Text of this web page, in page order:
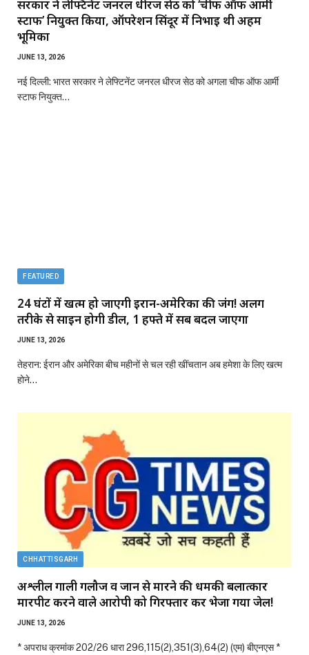
सरकार ने लेफ्टिनेंट जनरल धीरज सेठ को ‘चीफ ऑफ आर्मी
स्टाफ’ नियुक्त किया, ऑपरेशन सिंदूर में निभाई थी अहम
भूमिका
JUNE 13, 2026
नई दिल्ली: भारत सरकार ने लेफ्टिनेंट जनरल धीरज सेठ को अगला चीफ ऑफ आर्मी
स्टाफ नियुक्त…
FEATURED
24 घंटों में खत्म हो जाएगी ईरान-अमेरिका की जंग! अलग
तरीके से साइन होगी डील, 1 हफ्ते में सब बदल जाएगा
JUNE 13, 2026
तेहरान: ईरान और अमेरिका बीच महीनों से चल रही खींचतान अब हमेशा के लिए खत्म
होने…
CHHATTISGARH
अश्लील गाली गलौज व जान से मारने की धमकी बलात्कार
मारपीट करने वाले आरोपी को गिरफ्तार कर भेजा गया जेल!
JUNE 13, 2026
* अपराध क्रमांक 202/26 धारा 296,115(2),351(3),64(2) (एम) बीएनएस *